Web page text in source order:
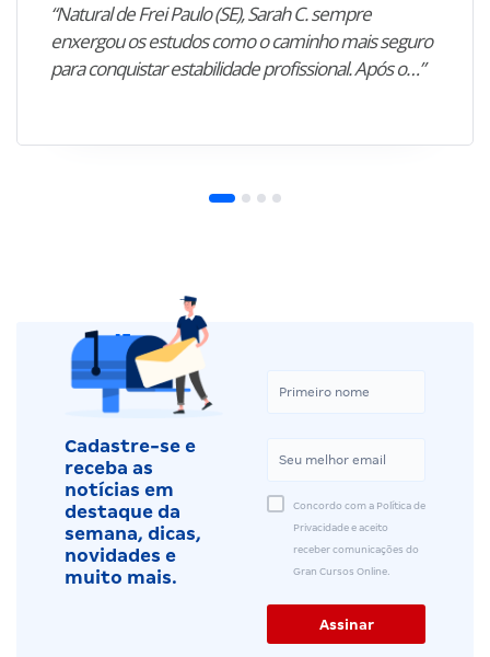
“Natural de Frei Paulo (SE), Sarah C. sempre
enxergou os estudos como o caminho mais seguro
para conquistar estabilidade profissional. Após o…”
Cadastre-se e
receba as
notícias em
destaque da
semana, dicas,
novidades e
muito mais.
Concordo com a Política de
Privacidade e aceito
receber comunicações do
Gran Cursos Online.